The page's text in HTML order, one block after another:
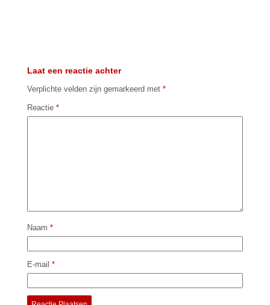
Laat een reactie achter
Verplichte velden zijn gemarkeerd met *
Reactie *
Naam *
E-mail *